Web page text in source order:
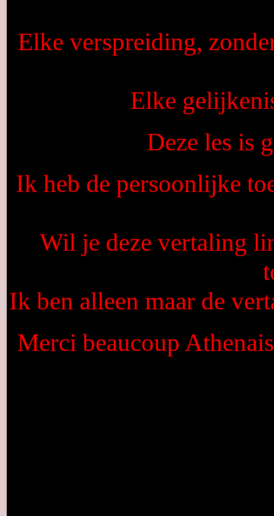
Elke verspreiding,
Elke
Deze les is
Ik heb de persoonlijke
Wil je deze vertaling
Ik ben alleen maar de
Merci beaucoup